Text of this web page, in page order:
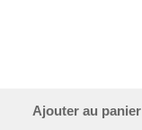
Ajouter au panier